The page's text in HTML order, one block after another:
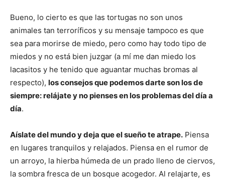
Bueno, lo cierto es que las tortugas no son unos
animales tan terroríficos y su mensaje tampoco es que
sea para morirse de miedo, pero como hay todo tipo de
miedos y no está bien juzgar (a mí me dan miedo los
lacasitos y he tenido que aguantar muchas bromas al
respecto), los consejos que podemos darte son los de
siempre: relájate y no pienses en los problemas del día a
día.
Aíslate del mundo y deja que el sueño te atrape. Piensa
en lugares tranquilos y relajados. Piensa en el rumor de
un arroyo, la hierba húmeda de un prado lleno de ciervos,
la sombra fresca de un bosque acogedor. Al relajarte, es